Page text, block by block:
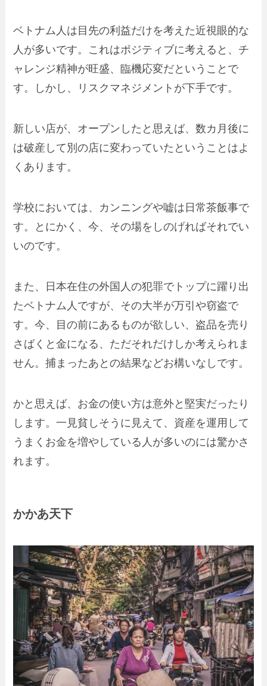
ベトナム人は 目先の利益だけを考えた近視眼的な
人が多いです。これはポジティブに考えると、チ
ャレンジ精神が旺盛、臨機応変だということで
す。しかし、リスクマネジメントが下手です。
新しい店が、オープンしたと思えば、数カ月後に
は破産して別の店に変わっていたということはよ
くあります。
学校においては、カンニングや嘘は日常茶飯事で
す。とにかく、今、その場をしのげればそれでい
いのです。
また、日本在住の外国人の犯罪でトップに躍り出
たベトナム人ですが、その大半が万引や窃盗で
す。今、目の前にあるものが欲しい、盗品を売り
さばくと金になる、ただそれだけしか考えられま
せん。捕まったあとの結果などお構いなしです。
かと思えば、お金の使い方は意外と堅実だったり
します。一見貧しそうに見えて、資産を運用して
うまくお金を増やしている人が多いのには驚かさ
れます。
かかあ天下